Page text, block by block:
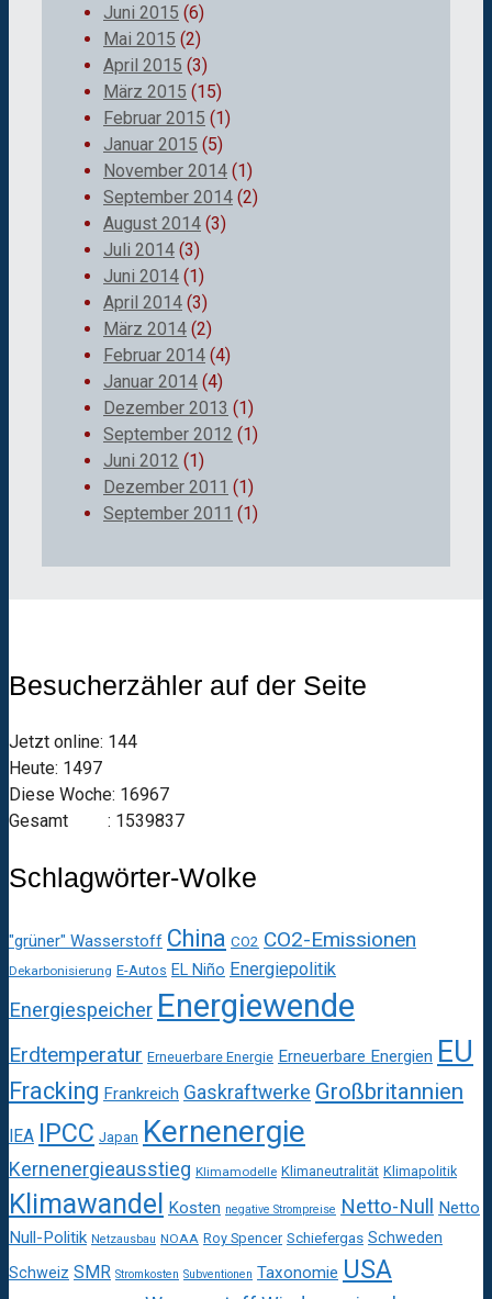
Juni 2015 (6)
Mai 2015 (2)
April 2015 (3)
März 2015 (15)
Februar 2015 (1)
Januar 2015 (5)
November 2014 (1)
September 2014 (2)
August 2014 (3)
Juli 2014 (3)
Juni 2014 (1)
April 2014 (3)
März 2014 (2)
Februar 2014 (4)
Januar 2014 (4)
Dezember 2013 (1)
September 2012 (1)
Juni 2012 (1)
Dezember 2011 (1)
September 2011 (1)
Besucherzähler auf der Seite
Jetzt online: 144
Heute: 1497
Diese Woche: 16967
Gesamt : 1539837
Schlagwörter-Wolke
"grüner" Wasserstoff China CO2 CO2-Emissionen
Dekarbonisierung E-Autos EL Niño Energiepolitik
Energiespeicher Energiewende
Erdtemperatur Erneuerbare Energie Erneuerbare Energien EU
Fracking Frankreich Gaskraftwerke Großbritannien
IEA IPCC Japan Kernenergie
Kernenergieausstieg Klimamodelle Klimaneutralität Klimapolitik
Klimawandel Kosten negative Strompreise Netto-Null Netto
Null-Politik Netzausbau NOAA Roy Spencer Schiefergas Schweden
Schweiz SMR Stromkosten Subventionen Taxonomie USA